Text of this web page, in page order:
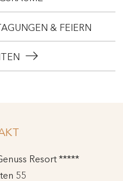
& FEIERN
Resort *****
55